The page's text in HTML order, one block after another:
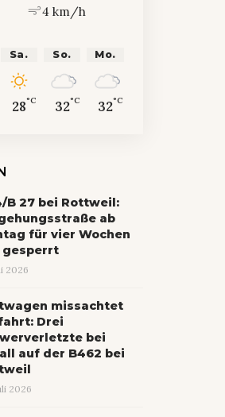
4 km/h
Sa.
28°C
So.
32°C
Mo.
32°C
B 27 bei Rottweil:
ab
für vier Wochen
gesperrt
2026
missachtet
Drei
bei
auf der B462 bei
2026